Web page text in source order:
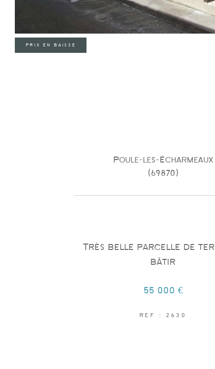
PRIX EN BAISSE
Poule-les-Écharmeaux
(69870)
Très belle parcelle de
bâtir
55 000 €
REF : 2630